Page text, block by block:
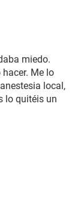
miedo.
Me lo
local,
lo quitéis un